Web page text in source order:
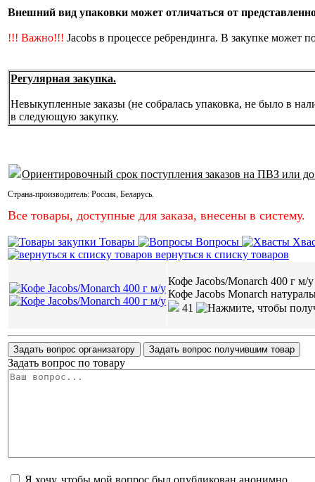
Внешний вид упаковки может отличаться от
!!! Важно!!! Jacobs в процессе ребрендинга. В закупке может
Регулярная закупка.
Невыкупленные заказы (не собралась упаковка, не было в
в следующую закупку.
Ориентировочный срок поступления заказов на ПВЗ или
Страна-производитель: Россия, Беларусь.
Все товары, доступные для заказа, внесены в систему.
Товары Вопросы
вернуться к списку товаров
Кофе Jacobs/Monarch 400 г м/у
Кофе Jacobs Monarch
41
Задать вопрос организатору Задать вопрос получившим товар
Задать вопрос по товару
Я хочу, чтобы мой вопрос был опубликован анонимно